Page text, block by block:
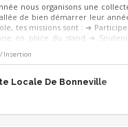
nous organisons une
de bien démarrer leur
tes missions sont : ➔
en place du stand ➔
en équipe ? Rejoins-nous ! 😀
Insertion
Locale De Bonneville